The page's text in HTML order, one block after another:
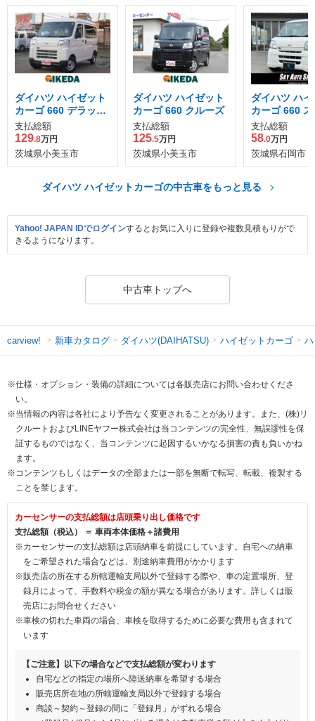
ダイハツ ハイゼット
カーゴ 660 デラック
ス
支払総額
129.8万円
茨城県小美玉市
ダイハツ ハイゼット
カーゴ 660 クルーズ
支払総額
125.5万円
茨城県小美玉市
ダイハツ ハ
カーゴ 660
ル
支払総額
58.0万円
茨城県石岡市
ダイハツ ハイゼットカーゴの中古車をもっと見る
Yahoo! JAPAN IDでログインするとお気に入りに登録や複数見積もりがで
きるようになります。
中古車トップへ
carview! 新車カタログ ダイハツ(DAIHATSU) ハイゼットカーゴ
※仕様・オプション・装備の詳細については各販売店にお問い合わせくださ
い。
※当情報の内容は各社により予告なく変更されることがあります。また、(株)リ
クルートおよびLINEヤフー株式会社は当コンテンツの完全性、無誤謬性を保
証するものではなく、当コンテンツに起因するいかなる損害の責も負いかね
ます。
※コンテンツもしくはデータの全部または一部を無断で転写、転載、複製する
ことを禁じます。
カーセンサーの支払総額は店頭乗り出し価格です
支払総額（税込） ＝ 車両本体価格＋諸費用
※カーセンサーの支払総額は店頭納車を前提にしています。自宅への納車
をご希望された場合などは、別途納車費用がかかります
※販売店の所在する所轄運輸支局以外で登録する際や、車の定置場所、登
録月によって、手数料や税金の額が異なる場合があります。詳しくは販
売店にお問合せください
※車検の切れた車両の場合、車検を取得するために必要な費用も含まれて
います
【ご注意】以下の場合などで支払総額が変わります
自宅などの指定の場所へ陸送納車を希望する場合
販売店所在地の所轄運輸支局以外で登録する場合
商談～契約～登録の間に「登録月」がずれる場合